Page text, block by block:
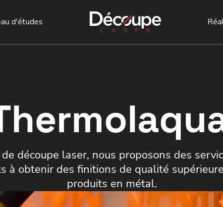
d'études
découpe laser, nous proposons des
à obtenir des finitions de qualité
produits en métal.